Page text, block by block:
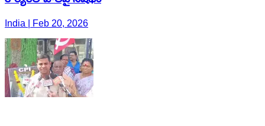
India | Feb 20, 2026